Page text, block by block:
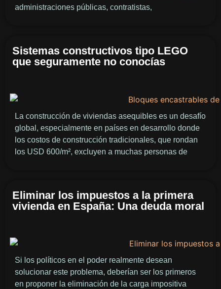
administraciones públicas, contratistas,
Sistemas constructivos tipo LEGO
que seguramente no conocías
La construcción de viviendas asequibles es un desafío
global, especialmente en países en desarrollo donde
los costos de construcción tradicionales, que rondan
los USD 600/m², excluyen a muchas personas de
Eliminar los impuestos a la primera
vivienda en España: Una deuda moral
Si los políticos en el poder realmente desean
solucionar este problema, deberían ser los primeros
en proponer la eliminación de la carga impositiva